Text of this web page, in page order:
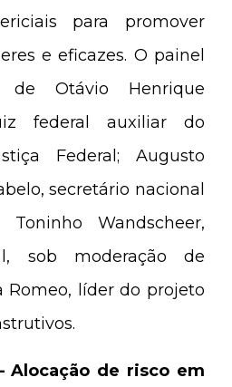
para promover
e eficazes. O painel
de Otávio Henrique
federal auxiliar do
Federal; Augusto
secretário nacional
Wandscheer,
sob moderação de
Romeo, líder do projeto
Alocação de risco em